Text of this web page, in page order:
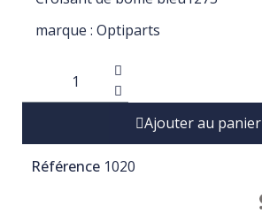
marque : Optiparts
Ajouter au panier
Référence 1020